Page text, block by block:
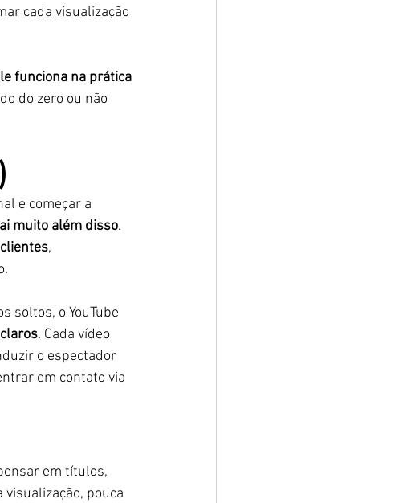
cada visualização
funciona na prática
do zero ou não
e começar a
muito além disso.
,
soltos, o YouTube
. Cada vídeo
o espectador
em contato via
em títulos,
visualização, pouca